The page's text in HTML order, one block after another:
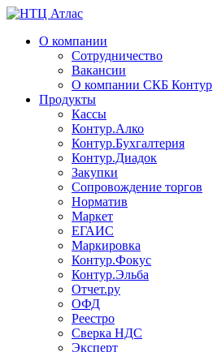
О компании
Сотрудничество
Вакансии
О компании СКБ Контур
Продукты
Кассы
Контур.Алко
Контур.Бухгалтерия
Контур.Диадок
Закупки
Сопровождение торгов
Норматив
Маркет
ЕГАИС
Маркировка
Контур.Фокус
Контур.Эльба
Отчет.ру
ОФД
Реестро
Сверка НДС
Эксперт